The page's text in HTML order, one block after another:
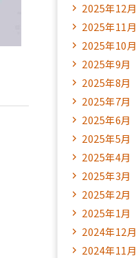
2025年12月
2025年11月
2025年10月
2025年9月
2025年8月
2025年7月
2025年6月
2025年5月
2025年4月
2025年3月
2025年2月
2025年1月
2024年12月
2024年11月